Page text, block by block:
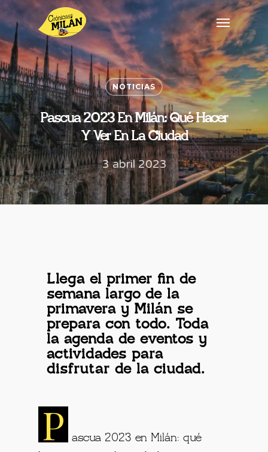
NOTICIAS
Pascua 2023 En Milán: Qué Hacer
Y Ver En La Ciudad
3 abril 2023
Llega el primer fin de
semana largo de la
primavera y Milán se
prepara con todo. Toda
la agenda de eventos y
actividades para
disfrutar de la ciudad.
P
ascua 2023 en Milán: qué